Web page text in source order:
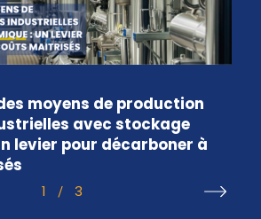
moyens de production
avec stockage
levier pour décarboner à
1 / 3